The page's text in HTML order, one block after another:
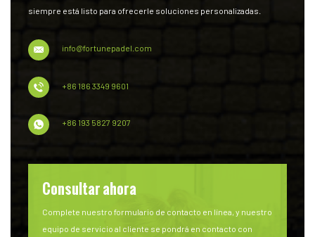
siempre está listo para ofrecerle soluciones personalizadas.
info@fortunepadel.com
+86 186 3349 9601
+86 193 5827 9207
Consultar ahora
Complete nuestro formulario de contacto en línea, y nuestro
equipo de servicio al cliente se pondrá en contacto con